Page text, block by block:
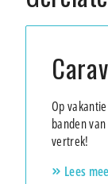
Op
banden
vertrek!
keyboard_double_arrow_right Lees